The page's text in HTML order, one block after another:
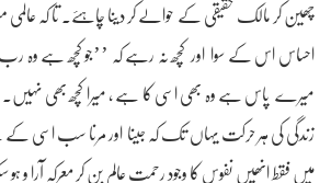
چھین کر مالک حقیقی کے حوالے کر دینا چاہئے۔ تا کہ عالمی
احساس اس کے سوا اور کچھ نہ رہے کہ ’’جو کچھ ہے وہ رب
میرے پاس ہے وہ بھی اسی کا ہے ، میرا کچھ بھی
زندگی کی ہر حرکت یہاں تک کہ جینا اور مرنا سب اسی
میں فقط انھیں نفوس کا وجود رحمت عالم بن کر معرکہ آرا و